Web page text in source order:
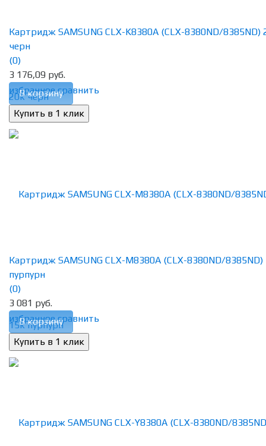
избранное сравнить
Картридж SAMSUNG CLX-K8380A (CLX-8380ND/8385ND)
черн
(0)
3 176,09 руб.
В корзину
избранное сравнить
Картридж SAMSUNG CLX-M8380A (CLX-8380ND/8385ND)
пурпурн
(0)
3 081 руб.
В корзину